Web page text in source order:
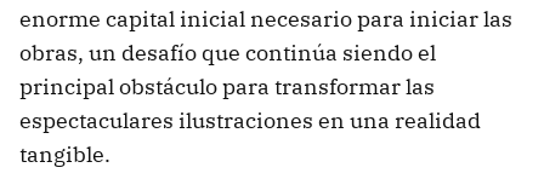
enorme capital inicial necesario para iniciar las
obras, un desafío que continúa siendo el
principal obstáculo para transformar las
espectaculares ilustraciones en una realidad
tangible.